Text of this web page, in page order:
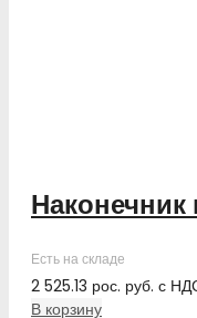
Наконечник
Есть на складе
2 525.13 рос. руб. с
В корзину